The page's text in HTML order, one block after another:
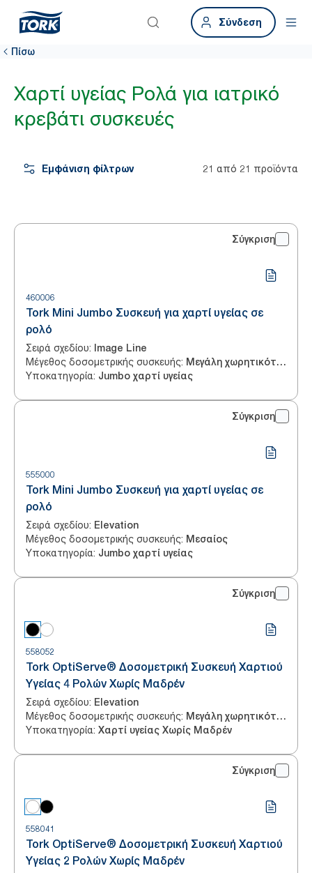
Σύνδεση
Πίσω
Χαρτί υγείας Ρολά για ιατρικό
κρεβάτι συσκευές
Εμφάνιση φίλτρων 21 από 21 προϊόντα
Σύγκριση
460006
Tork Mini Jumbo Συσκευή για χαρτί υγείας σε
ρολό
Σειρά σχεδίου: Image Line
Μέγεθος δοσομετρικής συσκευής: Μεγάλη χωρητικότητα
Υποκατηγορία: Jumbo χαρτί υγείας
Σύγκριση
555000
Tork Mini Jumbo Συσκευή για χαρτί υγείας σε
ρολό
Σειρά σχεδίου: Elevation
Μέγεθος δοσομετρικής συσκευής: Μεσαίος
Υποκατηγορία: Jumbo χαρτί υγείας
Σύγκριση
558052
Tork OptiServe® Δοσομετρική Συσκευή Χαρτιού
Υγείας 4 Ρολών Χωρίς Μαδρέν
Σειρά σχεδίου: Elevation
Μέγεθος δοσομετρικής συσκευής: Μεγάλη χωρητικότητα
Υποκατηγορία: Χαρτί υγείας Χωρίς Μαδρέν
Σύγκριση
558041
Tork OptiServe® Δοσομετρική Συσκευή Χαρτιού
Υγείας 2 Ρολών Χωρίς Μαδρέν